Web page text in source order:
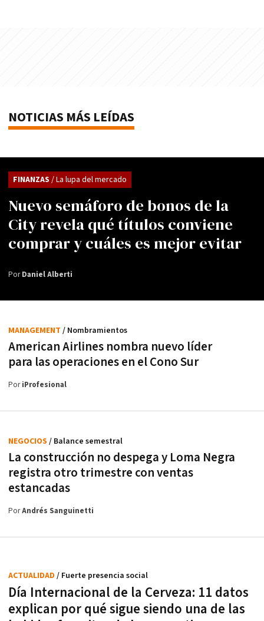
NOTICIAS MÁS LEÍDAS
Nuevo semáforo de bonos de la
City revela qué títulos conviene
comprar y cuáles es mejor evitar
FINANZAS / La lupa del mercado
PorDaniel Alberti
American Airlines nombra nuevo líder
para las operaciones en el Cono Sur
MANAGEMENT / Nombramientos
PoriProfesional
La construcción no despega y Loma Negra
registra otro trimestre con ventas
estancadas
NEGOCIOS / Balance semestral
PorAndrés Sanguinetti
Día Internacional de la Cerveza: 11 datos
explican por qué sigue siendo una de las
ACTUALIDAD / Fuerte presencia social